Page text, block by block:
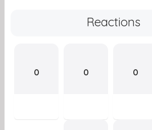
Reactions
0 0 0